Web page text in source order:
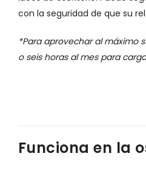
con la seguridad de que su
*Para aprovechar al máximo
o seis horas al mes para
Funciona en la